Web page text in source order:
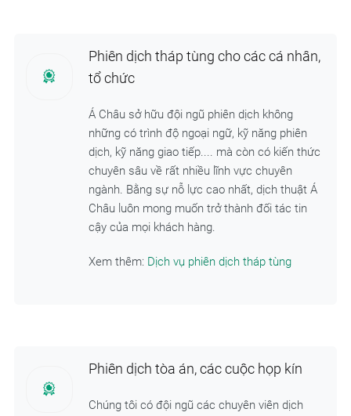
Phiên dịch tháp tùng cho các cá nhân,
tổ chức
Á Châu sở hữu đội ngũ phiên dịch không
những có trình độ ngoại ngữ, kỹ năng phiên
dịch, kỹ năng giao tiếp.... mà còn có kiến thức
chuyên sâu về rất nhiều lĩnh vực chuyên
ngành. Bằng sự nỗ lực cao nhất, dịch thuật Á
Châu luôn mong muốn trở thành đối tác tin
cậy của mọi khách hàng.
Xem thêm: Dịch vụ phiên dịch tháp tùng
Phiên dịch tòa án, các cuộc họp kín
Chúng tôi có đội ngũ các chuyên viên dịch